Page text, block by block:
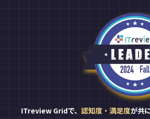
ITreview Gridで、 認知度・満足度が共